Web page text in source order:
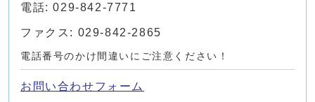
電話: 029-842-7771
ファクス: 029-842-2865
電話番号のかけ間違いにご注意ください！
お問い合わせフォーム